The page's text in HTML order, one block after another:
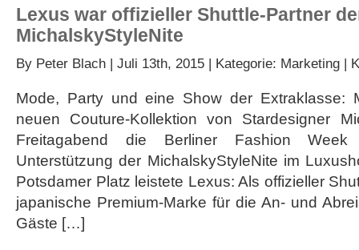
Lexus war offizieller Shuttle-Partner
MichalskyStyleNite
By Peter Blach | Juli 13th, 2015 | Kategorie: Marketing |
Mode, Party und eine Show der Extraklasse:
neuen Couture-Kollektion von Stardesigner
Freitagabend die Berliner Fashion
Unterstützung der MichalskyStyleNite im
Potsdamer Platz leistete Lexus: Als offizieller
japanische Premium-Marke für die An- und
Gäste […]